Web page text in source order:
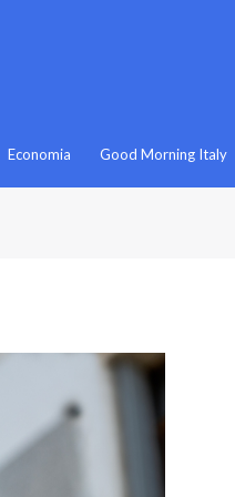
Economia Good Morning Italy